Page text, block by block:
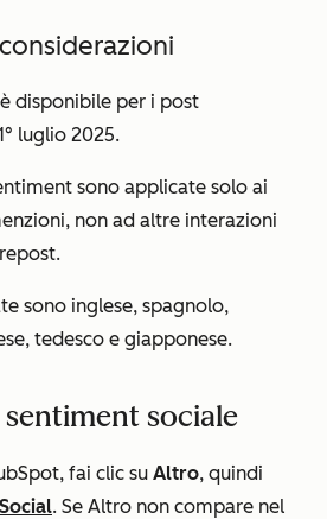
disponibile per i post
luglio 2025.
sono applicate solo ai
non ad altre interazioni
sono inglese, spagnolo,
tedesco e giapponese.
sentiment sociale
fai clic su Altro, quindi
Social. Se Altro non compare nel